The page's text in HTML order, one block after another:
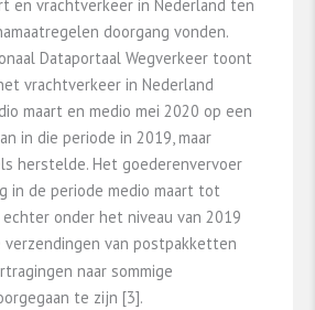
en vrachtverkeer in Nederland ten
doorgang vonden.
Dataportaal Wegverkeer toont
vrachtverkeer in Nederland
maart en medio mei 2020 op een
in die periode in 2019, maar
herstelde. Het goederenvervoer
in de periode medio maart tot
onder het niveau van 2019
van postpakketten
naar sommige
te zijn ​[3]​.